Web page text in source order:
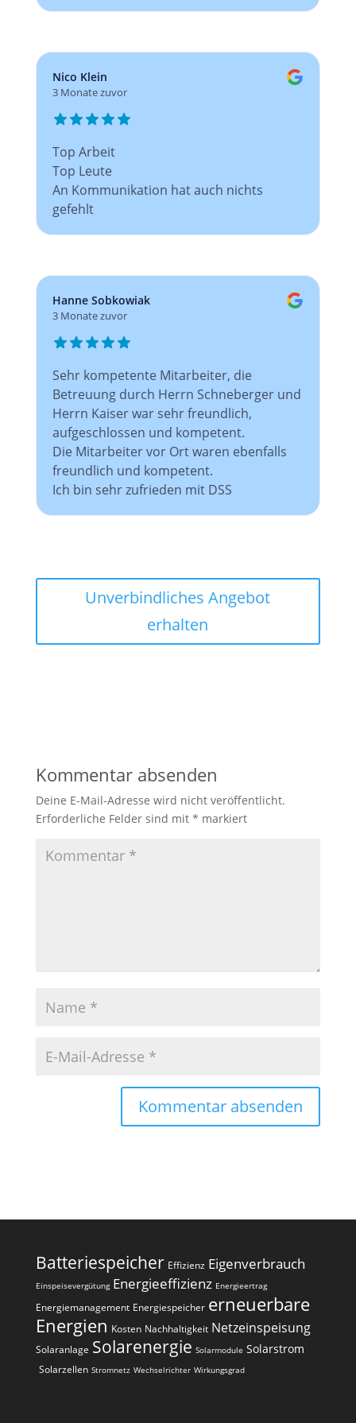
Nico Klein
3 Monate zuvor
Top Arbeit
Top Leute
An Kommunikation hat auch nichts
gefehlt
Hanne Sobkowiak
3 Monate zuvor
Sehr kompetente Mitarbeiter, die
Betreuung durch Herrn Schneberger und
Herrn Kaiser war sehr freundlich,
aufgeschlossen und kompetent.
Die Mitarbeiter vor Ort waren ebenfalls
freundlich und kompetent.
Ich bin sehr zufrieden mit DSS
Unverbindliches Angebot
erhalten
Kommentar absenden
Deine E-Mail-Adresse wird nicht veröffentlicht.
Erforderliche Felder sind mit * markiert
t
i
v
e
:
Batteriespeicher Effizienz Eigenverbrauch
Einspeisevergütung Energieeffizienz Energieertrag
Energiemanagement Energiespeicher erneuerbare
Energien Kosten Nachhaltigkeit Netzeinspeisung
Solaranlage Solarenergie Solarmodule Solarstrom
Solarzellen Stromnetz Wechselrichter Wirkungsgrad